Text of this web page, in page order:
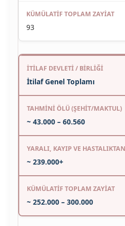
93
İtilaf Genel Toplamı
~ 43.000 – 60.560
~ 239.000+
~ 252.000 – 300.000